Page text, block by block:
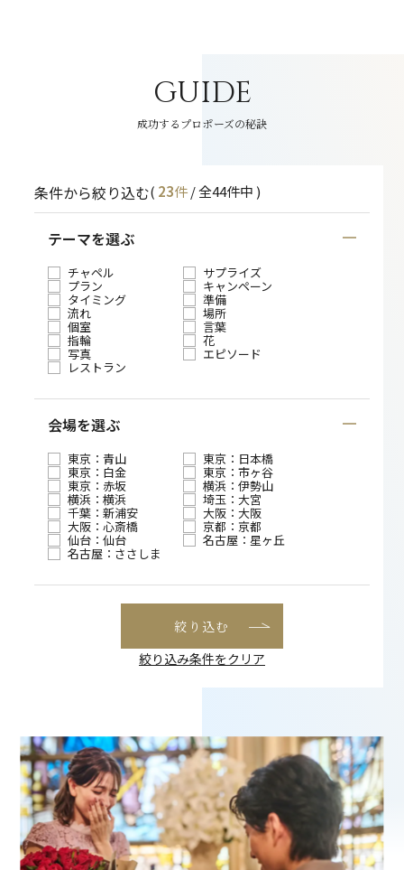
GUIDE
成功するプロポーズの秘訣
条件から絞り込む( 23件/ 全44件中 )
テーマを選ぶ
チャペル サプライズ
プラン キャンペーン
タイミング 準備
流れ 場所
個室 言葉
指輪 花
写真 エピソード
レストラン
会場を選ぶ
東京：青山 東京：日本橋
東京：白金 東京：市ヶ谷
東京：赤坂 横浜：伊勢山
横浜：横浜 埼玉：大宮
千葉：新浦安 大阪：大阪
大阪：心斎橋 京都：京都
仙台：仙台 名古屋：星ヶ丘
名古屋：ささしま
絞り込む
絞り込み条件をクリア